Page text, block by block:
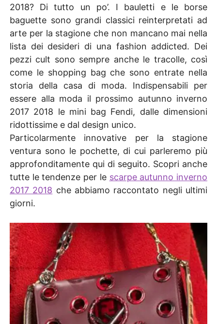
2018? Di tutto un po’. I bauletti e le borse
baguette sono grandi classici reinterpretati ad
arte per la stagione che non mancano mai nella
lista dei desideri di una fashion addicted. Dei
pezzi cult sono sempre anche le tracolle, così
come le shopping bag che sono entrate nella
storia della casa di moda. Indispensabili per
essere alla moda il prossimo autunno inverno
2017 2018 le mini bag Fendi, dalle dimensioni
ridottissime e dal design unico.
Particolarmente innovative per la stagione
ventura sono le pochette, di cui parleremo più
approfonditamente qui di seguito. Scopri anche
tutte le tendenze per le scarpe autunno inverno
2017 2018 che abbiamo raccontato negli ultimi
giorni.